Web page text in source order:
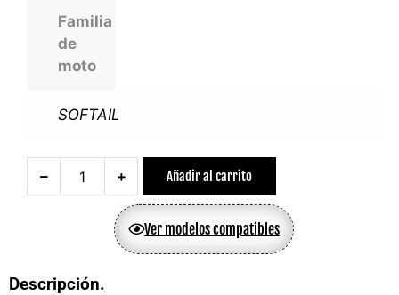
Familia
de
moto
SOFTAIL
Añadir al carrito
Ver modelos compatibles
Descripción.